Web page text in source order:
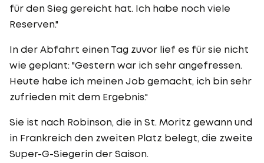
für den Sieg gereicht hat. Ich habe noch viele
Reserven."
In der Abfahrt einen Tag zuvor lief es für sie nicht
wie geplant: "Gestern war ich sehr angefressen.
Heute habe ich meinen Job gemacht, ich bin sehr
zufrieden mit dem Ergebnis."
Sie ist nach Robinson, die in St. Moritz gewann und
in Frankreich den zweiten Platz belegt, die zweite
Super-G-Siegerin der Saison.